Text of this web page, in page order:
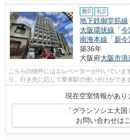
敷0 礼0
地下鉄御堂筋線
大阪環状線 「今
南海本線 「新今
築36年
大阪府大阪市浪
こちらの物件にはエレベーターが付いていま
り、行き先に応じて乗車駅の使い分けができ
現在空室情報があり
「グランソシエ大
お問い合わせは